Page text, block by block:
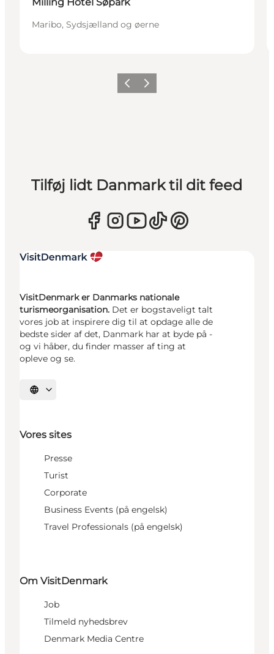
Maribo, Sydsjælland og øerne
ForrigeNæste
Tilføj lidt Danmark til dit feed
VisitDenmark er Danmarks nationale
turismeorganisation. Det er bogstaveligt talt
vores job at inspirere dig til at opdage alle de
bedste sider af det, Danmark har at byde på -
og vi håber, du finder masser af ting at
opleve og se.
Vælg sprog
Vores sites
Presse
Turist
Corporate
Business Events (på engelsk)
Travel Professionals (på engelsk)
Om VisitDenmark
Job
Tilmeld nyhedsbrev
Denmark Media Centre